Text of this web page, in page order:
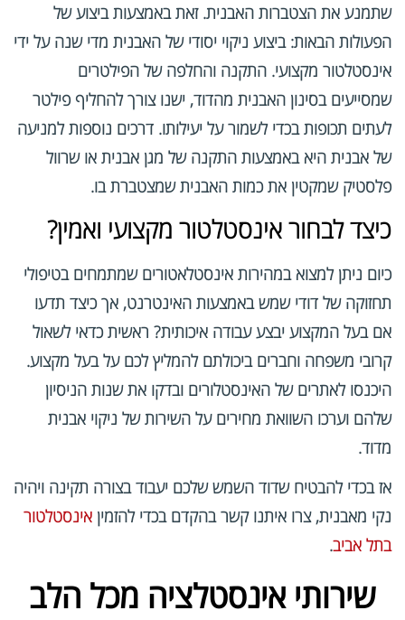
שתמנע את הצטברות האבנית. זאת באמצעות ביצוע של
הפעולות הבאות: ביצוע ניקוי יסודי של האבנית מדי שנה על ידי
אינסטלטור מקצועי. התקנה והחלפה של הפילטרים
שמסייעים בסינון האבנית מהדוד, ישנו צורך להחליף פילטר
לעתים תכופות בכדי לשמור על יעילותו. דרכים נוספות למניעה
של אבנית היא באמצעות התקנה של מגן אבנית או שרוול
פלסטיק שמקטין את כמות האבנית שמצטברת בו.
כיצד לבחור אינסטלטור מקצועי ואמין?
כיום ניתן למצוא במהירות אינסטלאטורים שמתמחים בטיפולי
תחזוקה של דודי שמש באמצעות האינטרנט, אך כיצד תדעו
אם בעל המקצוע יבצע עבודה איכותית? ראשית כדאי לשאול
קרובי משפחה וחברים ביכולתם להמליץ לכם על בעל מקצוע.
היכנסו לאתרים של האינסטלורים ובדקו את שנות הניסיון
שלהם וערכו השוואת מחירים על השירות של ניקוי אבנית
מדוד.
אז בכדי להבטיח שדוד השמש שלכם יעבוד בצורה תקינה ויהיה
נקי מאבנית, צרו איתנו קשר בהקדם בכדי להזמין אינסטלטור
בתל אביב.
שירותי אינסטלציה מכל הלב